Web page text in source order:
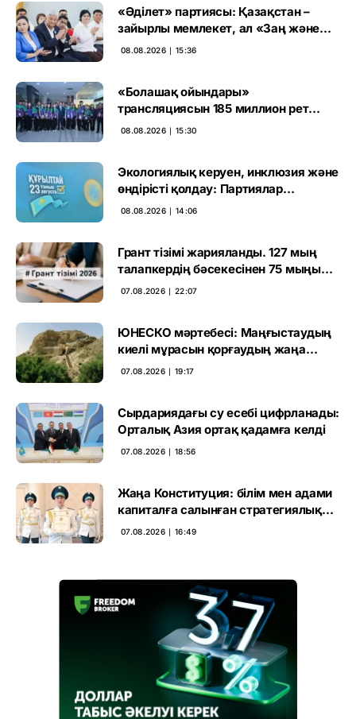
«Әділет» партиясы: Қазақстан –
зайырлы мемлекет, ал «Заң және
тәртіп» қағидаты баршаға міндетті
08.08.2026 ∣ 15:36
«Болашақ ойындары»
трансляциясын 185 миллион рет
көрген
08.08.2026 ∣ 15:30
Экологиялық керуен, инклюзия және
өндірісті қолдау: Партиялар
өңірлерде қандай мәселе көтерді
08.08.2026 ∣ 14:06
Грант тізімі жарияланды. 127 мың
талапкердің бәсекесінен 75 мыңы
өтті
07.08.2026 ∣ 22:07
ЮНЕСКО мәртебесі: Маңғыстаудың
киелі мұрасын қорғаудың жаңа
кезеңі басталды
07.08.2026 ∣ 19:17
Сырдариядағы су есебі цифрланады:
Орталық Азия ортақ қадамға келді
07.08.2026 ∣ 18:56
Жаңа Конституция: білім мен адами
капиталға салынған стратегиялық
негіз
07.08.2026 ∣ 16:49